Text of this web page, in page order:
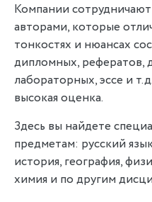
Компании
авторами, которые
тонкостях и нюансах
дипломных, рефератов,
лабораторных, эссе и
высокая оценка.
Здесь вы найдете
предметам: русский
история, география,
химия и по другим